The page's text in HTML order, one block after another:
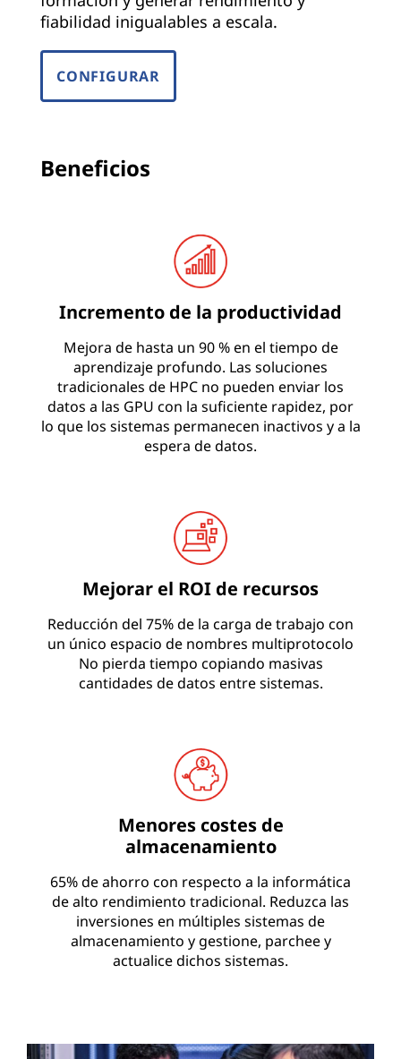
fiabilidad inigualables a escala.
CONFIGURAR
Beneficios
Incremento de la productividad
Mejora de hasta un 90 % en el tiempo de
aprendizaje profundo. Las soluciones
tradicionales de HPC no pueden enviar los
datos a las GPU con la suficiente rapidez, por
lo que los sistemas permanecen inactivos y a la
espera de datos.
Mejorar el ROI de recursos
Reducción del 75% de la carga de trabajo con
un único espacio de nombres multiprotocolo
No pierda tiempo copiando masivas
cantidades de datos entre sistemas.
Menores costes de
almacenamiento
65% de ahorro con respecto a la informática
de alto rendimiento tradicional. Reduzca las
inversiones en múltiples sistemas de
almacenamiento y gestione, parchee y
actualice dichos sistemas.